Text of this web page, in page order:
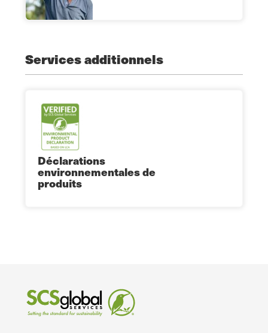
Services additionnels
Déclarations
environnementales de
produits